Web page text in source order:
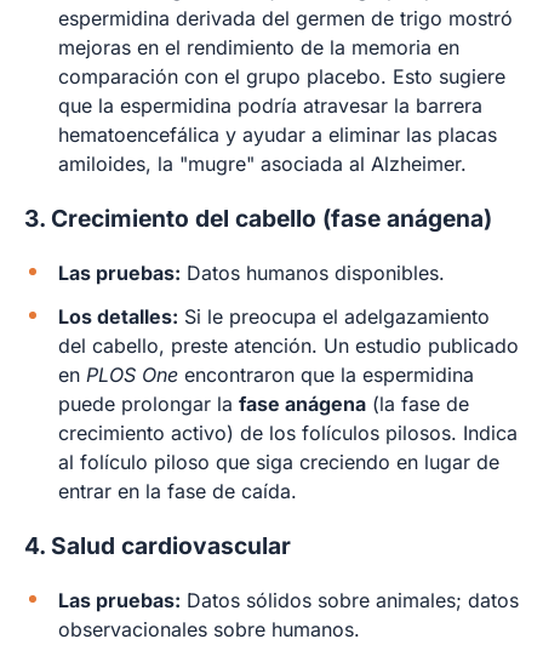
espermidina derivada del germen de trigo mostró
mejoras en el rendimiento de la memoria en
comparación con el grupo placebo. Esto sugiere
que la espermidina podría atravesar la barrera
hematoencefálica y ayudar a eliminar las placas
amiloides, la "mugre" asociada al Alzheimer.
3. Crecimiento del cabello (fase anágena)
Las pruebas: Datos humanos disponibles.
Los detalles: Si le preocupa el adelgazamiento
del cabello, preste atención. Un estudio publicado
en PLOS One encontraron que la espermidina
puede prolongar la fase anágena (la fase de
crecimiento activo) de los folículos pilosos. Indica
al folículo piloso que siga creciendo en lugar de
entrar en la fase de caída.
4. Salud cardiovascular
Las pruebas: Datos sólidos sobre animales; datos
observacionales sobre humanos.